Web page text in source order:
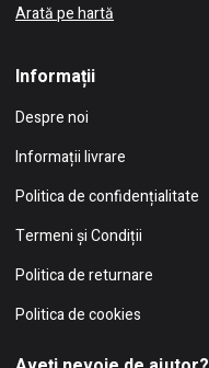
Arată pe hartă
Informații
Despre noi
Informații livrare
Politica de confidențialitate
Termeni și Condiții
Politica de returnare
Politica de cookies